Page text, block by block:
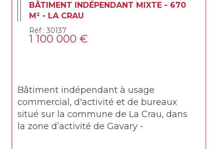
BÂTIMENT INDÉPENDANT MIXTE - 670
M² - LA CRAU
Réf : 30137
1 100 000 €
Bâtiment indépendant à usage
commercial, d'activité et de bureaux
situé sur la commune de La Crau, dans
la zone d’activité de Gavary -